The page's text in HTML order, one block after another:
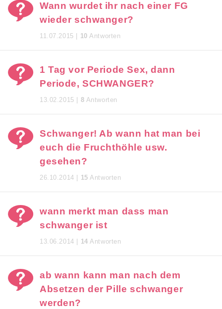
Wann wurdet ihr nach einer FG
wieder schwanger?
11.07.2015 | 10 Antworten
1 Tag vor Periode Sex, dann
Periode, SCHWANGER?
13.02.2015 | 8 Antworten
Schwanger! Ab wann hat man bei
euch die Fruchthöhle usw.
gesehen?
26.10.2014 | 15 Antworten
wann merkt man dass man
schwanger ist
13.06.2014 | 14 Antworten
ab wann kann man nach dem
Absetzen der Pille schwanger
werden?